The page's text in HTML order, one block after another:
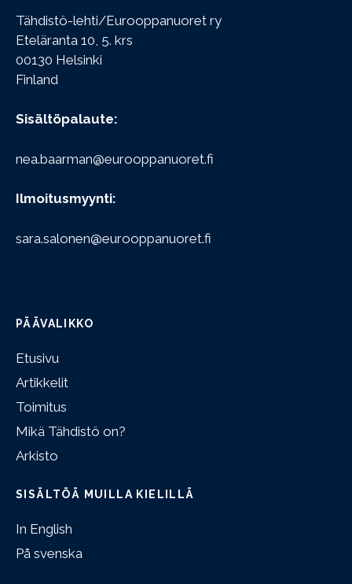
Tähdistö-lehti/Eurooppanuoret ry
Eteläranta 10, 5. krs
00130 Helsinki
Finland
Sisältöpalaute:
nea.baarman@eurooppanuoret.fi
Ilmoitusmyynti:
sara.salonen@eurooppanuoret.fi
PÄÄVALIKKO
Etusivu
Artikkelit
Toimitus
Mikä Tähdistö on?
Arkisto
SISÄLTÖÄ MUILLA KIELILLÄ
In English
På svenska